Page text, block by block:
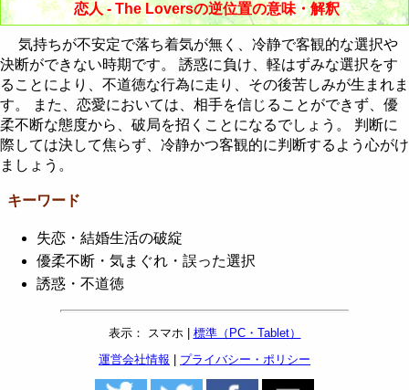
恋人 - The Loversの逆位置の意味・解釈
気持ちが不安定で落ち着気が無く、冷静で客観的な選択や
決断ができない時期です。 誘惑に負け、軽はずみな選択をす
ることにより、不道徳な行為に走り、その後苦しみが生まれま
す。 また、恋愛においては、相手を信じることができず、優
柔不断な態度から、破局を招くことになるでしょう。 判断に
際しては決して焦らず、冷静かつ客観的に判断するよう心がけ
ましょう。
キーワード
失恋・結婚生活の破綻
優柔不断・気まぐれ・誤った選択
誘惑・不道徳
表示： スマホ | 標準（PC・Tablet）
運営会社情報 | プライバシー・ポリシー